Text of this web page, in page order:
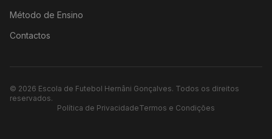
Método de Ensino
Contactos
© 2026 Escola de Futebol Hernâni Gonçalves. Todos os direitos
reservados.
Política de PrivacidadeTermos e Condições